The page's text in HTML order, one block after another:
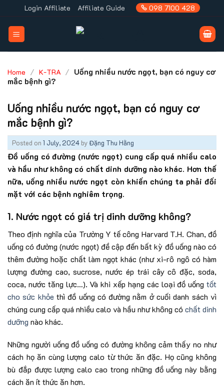
to
content
Login Affiliate Affiliate Guide 098 7100 428
Home / K-TRA / Uống nhiều nước ngọt, bạn có nguy cơ
mắc bệnh gì?
Uống nhiều nước ngọt, bạn có nguy cơ
mắc bệnh gì?
Posted on 1 July, 2024 byĐặng Thu Hằng
Đồ uống có đường (nước ngọt) cung cấp quá nhiều calo
và hầu như không có chất dinh dưỡng nào khác. Hơn thế
nữa, uống nhiều nước ngọt còn khiến chúng ta phải đối
mặt với các bệnh nghiêm trọng.
1. Nước ngọt có giá trị dinh dưỡng không?
Theo định nghĩa của Trường Y tế công Harvard T.H. Chan, đồ
uống có đường (nước ngọt) đề cập đến bất kỳ đồ uống nào có
thêm đường hoặc chất làm ngọt khác (như xi-rô ngô có hàm
lượng đường cao, sucrose, nước ép trái cây cô đặc, soda,
coca, nước tăng lực…). Và khi xếp hạng các loại đồ uống tốt
cho sức khỏe thì đồ uống có đường nằm ở cuối danh sách vì
chúng cung cấp quá nhiều calo và hầu như không có chất dinh
dưỡng nào khác.
Những người uống đồ uống có đường không cảm thấy no như
cách họ ăn cùng lượng calo từ thức ăn đặc. Họ cũng không
bù đắp được lượng calo cao trong những đồ uống này bằng
cách ăn ít thức ăn hơn.